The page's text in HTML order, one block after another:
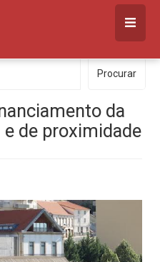
Procurar
da
de proximidade